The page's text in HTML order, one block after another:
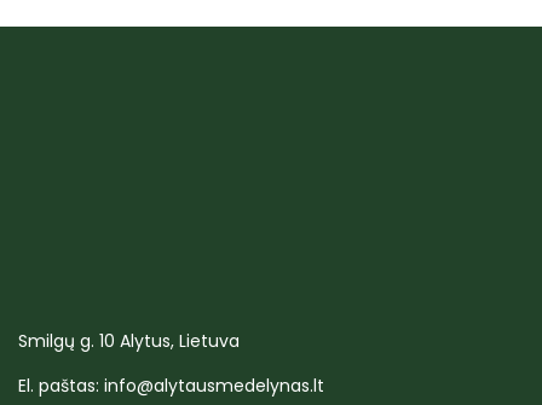
Smilgų g. 10 Alytus, Lietuva
El. paštas: info@alytausmedelynas.lt